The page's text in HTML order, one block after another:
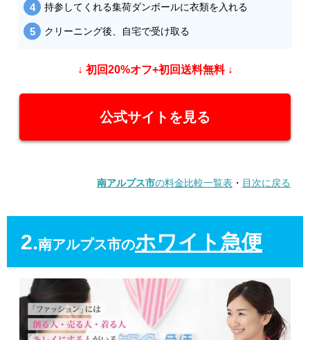
持参してくれる集荷ダンボールに衣類を入れる
クリーニング後、自宅で受け取る
↓ 初回20%オフ+初回送料無料 ↓
公式サイトを見る
南アルプス市の料金比較一覧表 ・ 目次に戻る
2.南アルプス市のホワイト急便